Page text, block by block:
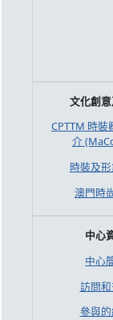
文化創
CPTTM 時裝
介
時裝及
澳門時
中心
中心
訪問
參與